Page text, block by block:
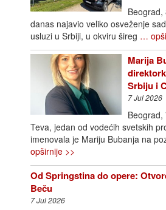
danas najavio veliko osveženje
usluzi u Srbiji, u okviru šireg …
Marija
Srbiju i
7 Jul 2026
Beograd,
Teva, jedan od vodećih svetskih
imenovala je Mariju Bubanja na
opširnije >>
Od Springstina do opere:
Beču
7 Jul 2026